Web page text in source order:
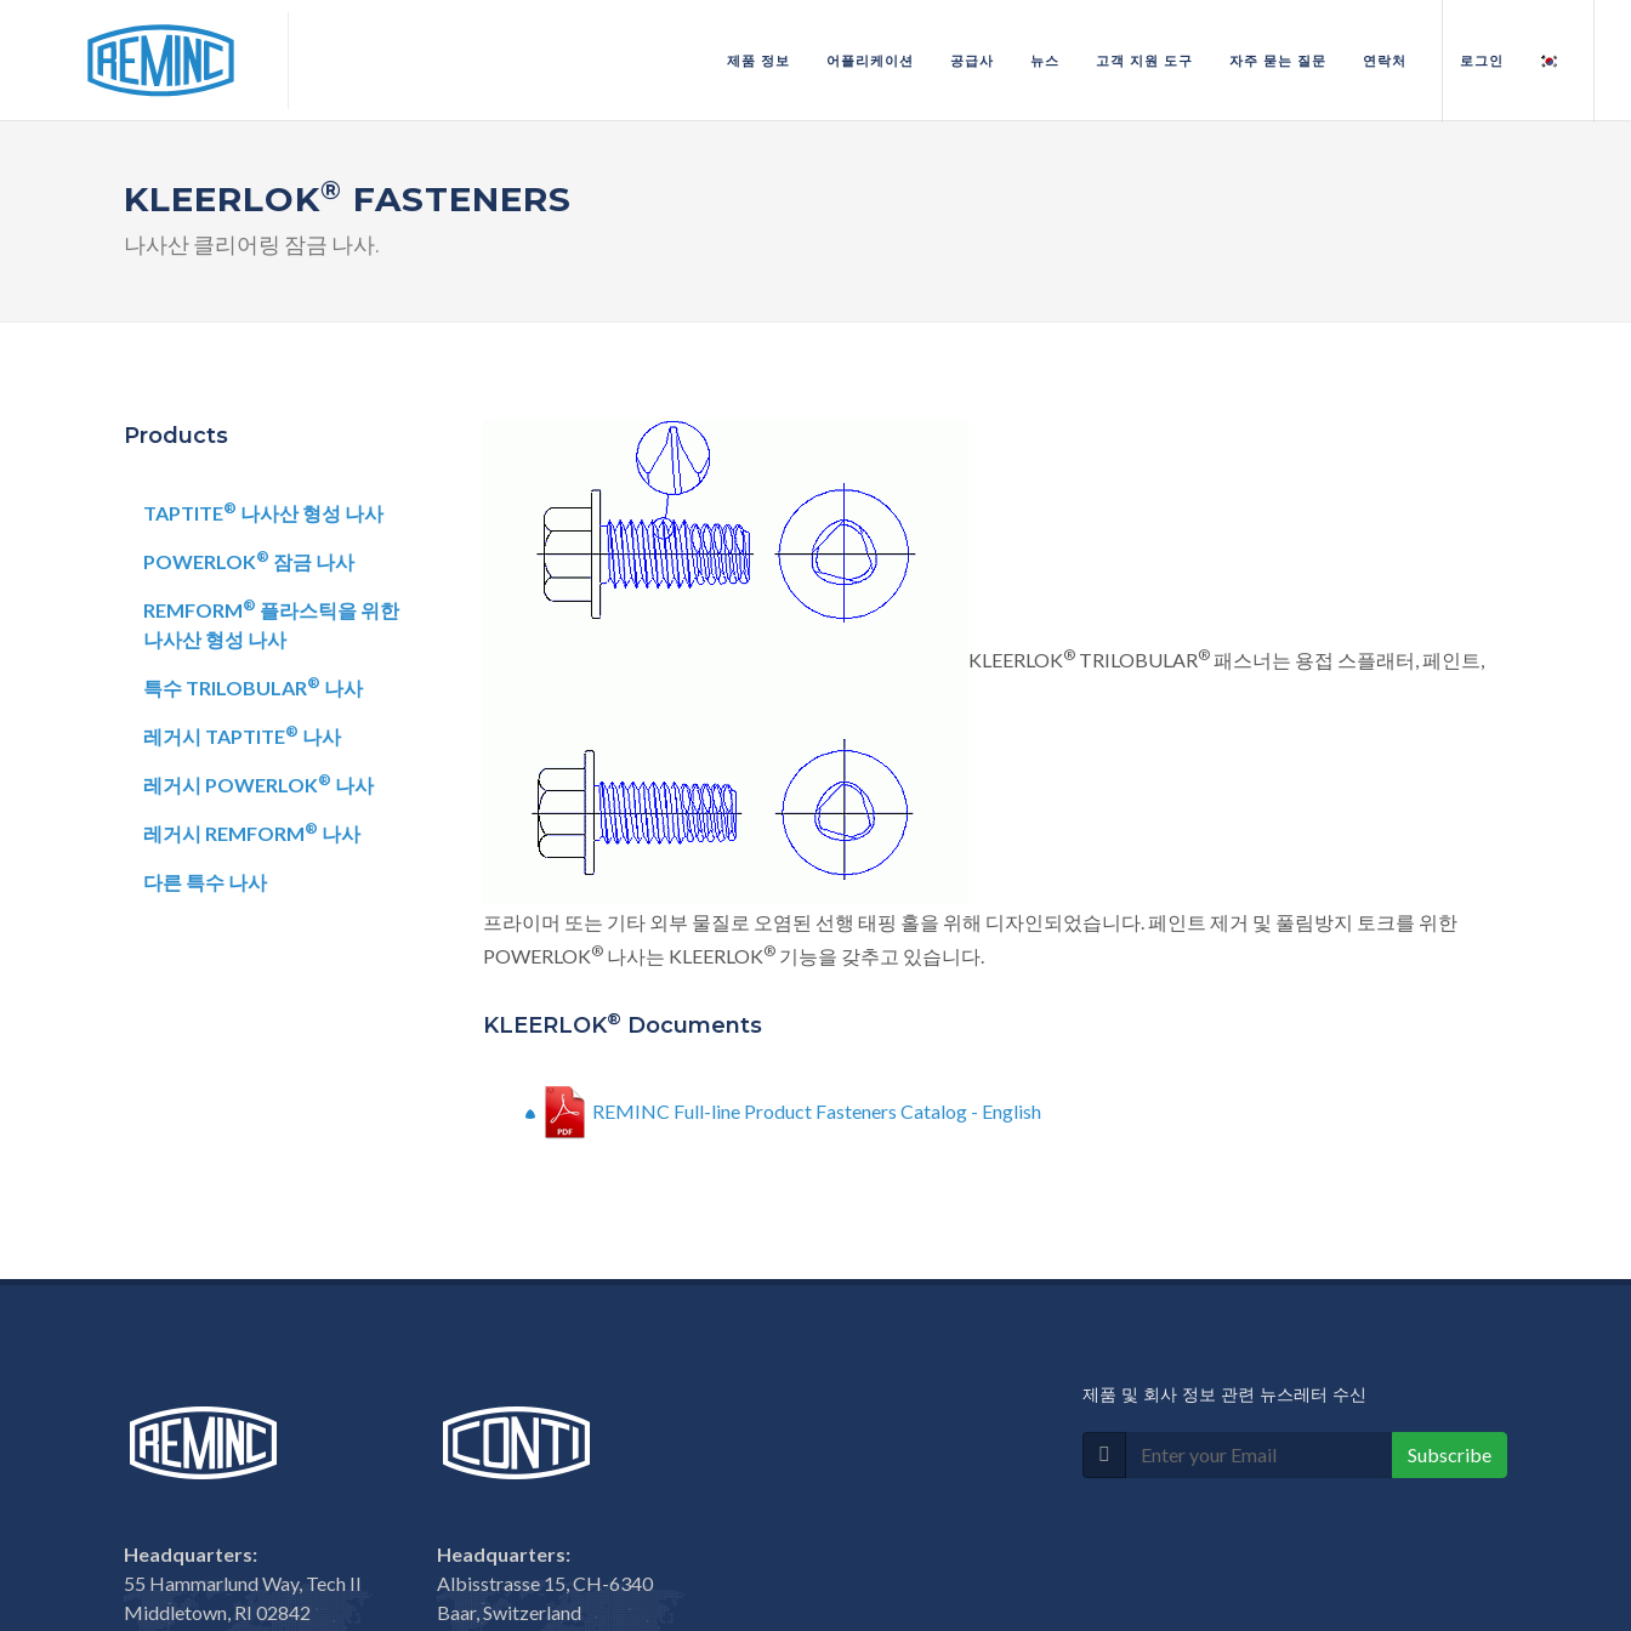
제품 정보 어플리케이션 공급사 뉴스 고객 지원 도구 자주 묻는 질문 연락처 로그인
KLEERLOK® FASTENERS
나사산 클리어링 잠금 나사.
KLEERLOK® TRILOBULAR® 패스너는 용접 스플래터, 페인트,
프라이머 또는 기타 외부 물질로 오염된 선행 태핑 홀을 위해 디자인되었습니다. 페인트 제거 및 풀림방지 토크를 위한
POWERLOK® 나사는 KLEERLOK® 기능을 갖추고 있습니다.
KLEERLOK® Documents
REMINC Full-line Product Fasteners Catalog - English
Products
TAPTITE® 나사산 형성 나사
POWERLOK® 잠금 나사
REMFORM® 플라스틱을 위한
나사산 형성 나사
특수 TRILOBULAR® 나사
레거시 TAPTITE® 나사
레거시 POWERLOK® 나사
레거시 REMFORM® 나사
다른 특수 나사
Headquarters:
55 Hammarlund Way, Tech II
Middletown, RI 02842
Headquarters:
Albisstrasse 15, CH-6340
Baar, Switzerland
제품 및 회사 정보 관련 뉴스레터 수신
Subscribe